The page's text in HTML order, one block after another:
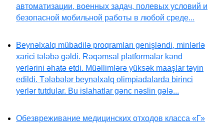
автоматизации, военных задач, полевых условий и
безопасной мобильной работы в любой среде...
Beynəlxalq mübadilə proqramları genişləndi, minlərlə
xarici tələbə gəldi. Rəqəmsal platformalar kənd
yerlərini əhatə etdi. Müəllimlərə yüksək maaşlar təyin
edildi. Tələbələr beynəlxalq olimpiadalarda birinci
yerlər tutdular. Bu islahatlar gənc nəslin gələ...
Обезвреживание медицинских отходов класса «Г»